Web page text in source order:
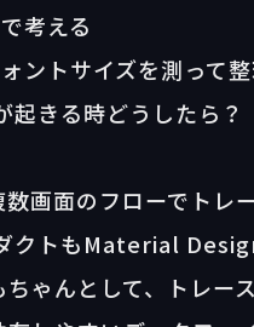
考える
ントサイズを測って
きる時どうしたら？
画面のフローでトレ
クトもMaterial
ゃんとして、トレー